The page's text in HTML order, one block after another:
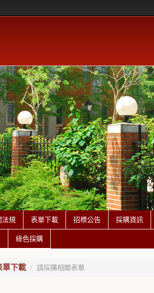
法規 表單下載 招標公告 採購資訊
綠色採購
單下載 請採購相關表單